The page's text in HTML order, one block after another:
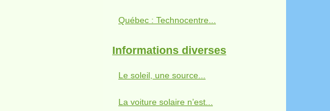
Québec : Technocentre...
Informations diverses
Le soleil, une source...
La voiture solaire n’est...